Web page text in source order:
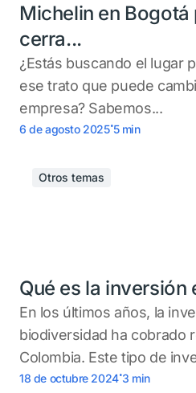
Michelin en Bogotá
cerra...
¿Estás buscando el lugar
ese trato que puede
empresa? Sabemos...
6 de agosto 2025.5 min
Otros temas
Qué es la
En los últimos años, la
biodiversidad ha cobrado
Colombia. Este tipo de
18 de octubre 2024.3 min